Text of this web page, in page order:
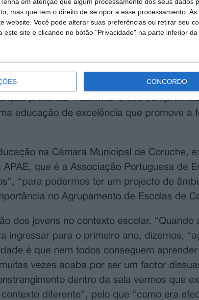
mas que tem o direito de se opor a esse processamento.
website. Você pode alterar suas preferências ou retirar seu
site e clicando no botão "Privacidade" na parte inferior da
CONCORDO
o único na Lezíria do Tejo, a implementar
grande objetivo a prevenção do insucesso
instituições de ensino pré-escolar e no
pretende “reafirmar o seu
educação de excelência que promove a
na Câmara Municipal de Coruche,
que é a Associação Portuguesa de
“para podermos ter um projecto de
no Agrupamento de Escolas de
dos jovens no contexto escolar. “Quando
ingressar para o primeiro ano, dizemos,
é que nem todos conseguem
vezes acaba por ser um factor
dentro da sala vermos que
diferente”, pelo que “como era